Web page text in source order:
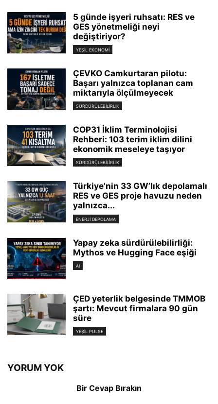
5 günde işyeri ruhsatı: RES ve
GES yönetmeliği neyi
değiştiriyor?
YEŞIL EKONOMI
ÇEVKO Camkurtaran pilotu:
Başarı yalnızca toplanan cam
miktarıyla ölçülmeyecek
SÜRDÜRÜLEBILIRLIK
COP31 İklim Terminolojisi
Rehberi: 103 terim iklim dilini
ekonomik meseleye taşıyor
SÜRDÜRÜLEBILIRLIK
Türkiye’nin 33 GW’lık depolamalı
RES ve GES proje havuzu neden
yalnızca...
ENERJI DEPOLAMA
Yapay zeka sürdürülebilirliği:
Mythos ve Hugging Face eşiği
AI
ÇED yeterlik belgesinde TMMOB
şartı: Mevcut firmalara 90 gün
süre
YEŞIL PULSE
YORUM YOK
Bir Cevap Bırakın